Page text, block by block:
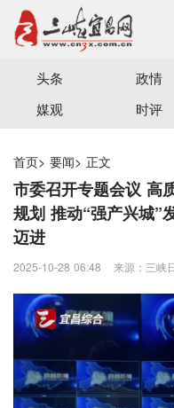
宜昌三峡融媒体中心主办
头条 政情
媒观
时评
首页> 要闻> 正文
市委召开专题会议 高
规划 推动“强产兴城”
迈进
2025-10-28 06:48 来源：三峡